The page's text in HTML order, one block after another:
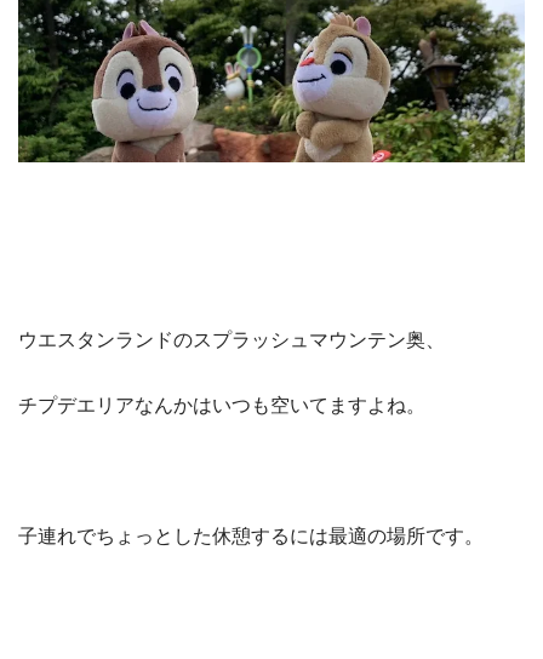
ウエスタンランドのスプラッシュマウンテン奥、
チプデエリアなんかはいつも空いてますよね。
子連れでちょっとした休憩するには最適の場所です。